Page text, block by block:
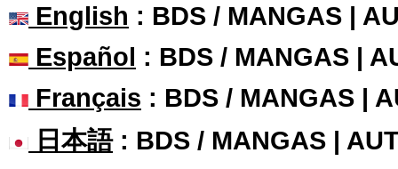
English : BDS / MANGAS |
Español : BDS / MANGAS |
Français : BDS / MANGAS |
日本語: BDS / MANGAS |